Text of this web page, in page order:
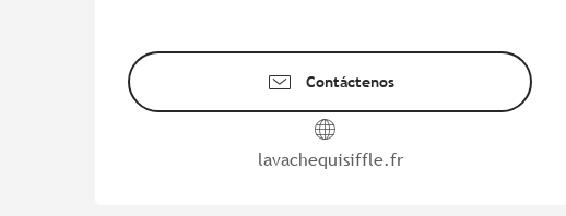
Contáctenos
lavachequisiffle.fr